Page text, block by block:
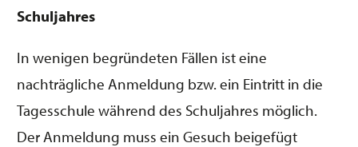
Schuljahres
In wenigen begründeten Fällen ist eine
nachträgliche Anmeldung bzw. ein Eintritt in die
Tagesschule während des Schuljahres möglich.
Der Anmeldung muss ein Gesuch beigefügt